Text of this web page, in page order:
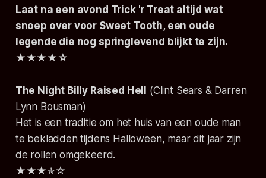
Laat na een avond Trick 'r Treat altijd wat
snoep over voor Sweet Tooth, een oude
legende die nog springlevend blijkt te zijn.
★★★★☆
The Night Billy Raised Hell (Clint Sears & Darren
Lynn Bousman)
Het is een traditie om het huis van een oude man
te bekladden tijdens Halloween, maar dit jaar zijn
de rollen omgekeerd.
★★★✯☆